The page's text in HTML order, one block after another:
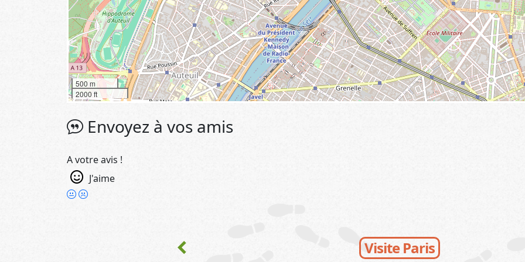
500 m
2000 ft
Envoyez à vos amis
A votre avis !
J'aime
chevron_left Visite Paris